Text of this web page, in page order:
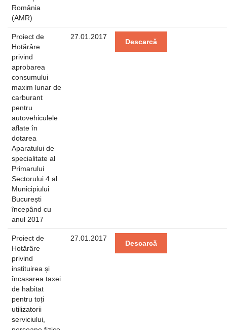
România
(AMR)
Proiect de
Hotărâre
privind
aprobarea
consumului
maxim lunar de
carburant
pentru
autovehiculele
aflate în
dotarea
Aparatului de
specialitate al
Primarului
Sectorului 4 al
Municipiului
București
începând cu
anul 2017
27.01.2017
Descarcă
Proiect de
Hotărâre
privind
instituirea și
încasarea taxei
de habitat
pentru toți
utilizatorii
serviciului,
27.01.2017
Descarcă